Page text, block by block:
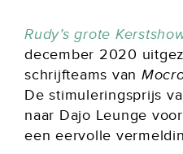
Rudy’s grote
december 2020
schrijfteams van
De stimuleringsprijs
naar Dajo Leunge
een eervolle